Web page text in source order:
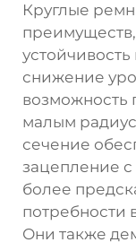
Круглые
снижение
возможность
малым
сечение
зацепление
более
потребности
Они также